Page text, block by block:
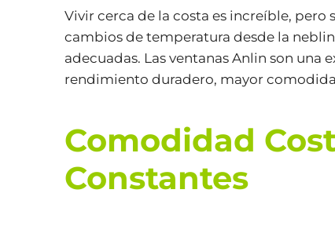
Vivir cerca de la costa es increíble, pero
cambios de temperatura desde la
adecuadas. Las ventanas Anlin son una
rendimiento duradero, mayor
Comodidad
Constantes